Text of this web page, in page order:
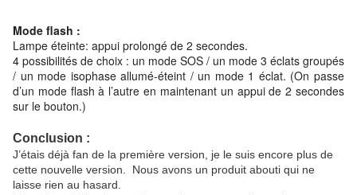
Mode flash :
Lampe éteinte: appui prolongé de 2 secondes.
4 possibilités de choix : un mode SOS / un mode 3 éclats groupés
/ un mode isophase allumé-éteint / un mode 1 éclat. (On passe
d’un mode flash à l’autre en maintenant un appui de 2 secondes
sur le bouton.)
Conclusion :
J’étais déjà fan de la première version, je le suis encore plus de
cette nouvelle version. Nous avons un produit abouti qui ne
laisse rien au hasard.